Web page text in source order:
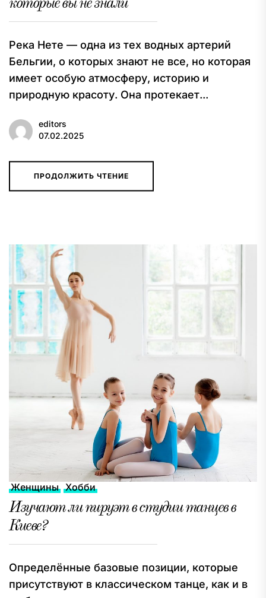
которые вы не знали
Река Нете — одна из тех водных артерий
Бельгии, о которых знают не все, но которая
имеет особую атмосферу, историю и
природную красоту. Она протекает...
editors
07.02.2025
ПРОДОЛЖИТЬ ЧТЕНИЕ
Женщины Хобби
Изучают ли пируэт в студии танцев в
Киеве?
Определённые базовые позиции, которые
присутствуют в классическом танце, как и в